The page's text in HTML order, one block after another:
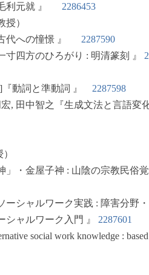
元就 』 2286453
）
への憧憬 』 2287590
方のひろがり : 明清篆刻 』
詞と準動詞 』 2287598
中智之『生成文法と言語変
金屋子神 : 山陰の宗教民俗
ャルワーク実践 : 障害分野・
ルワーク入門 』 2287601
social work knowledge : based